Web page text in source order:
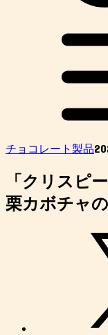
チョコレート製品
「クリスピ
栗カボチャ